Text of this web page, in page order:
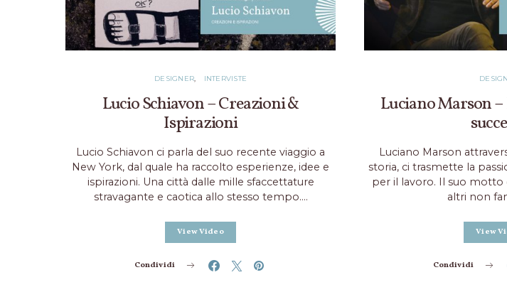
DESIGNER INTERVISTE
Lucio Schiavon – Creazioni &
Ispirazioni
Lucio Schiavon ci parla del suo recente viaggio a
New York, dal quale ha raccolto esperienze, idee e
ispirazioni. Una città dalle mille sfaccettature
stravagante e caotica allo stesso tempo.…
View Video
Condividi
Luciano Marson
Luciano Marson
storia, ci trasmette la
per il lavoro. Il suo motto
altri non
View
Condividi